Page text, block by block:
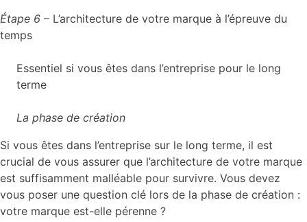
Étape 6 – L’architecture de votre marque à l’épreuve du
temps
Essentiel si vous êtes dans l’entreprise pour le long
terme
La phase de création
Si vous êtes dans l’entreprise sur le long terme, il est
crucial de vous assurer que l’architecture de votre marque
est suffisamment malléable pour survivre. Vous devez
vous poser une question clé lors de la phase de création :
votre marque est-elle pérenne ?